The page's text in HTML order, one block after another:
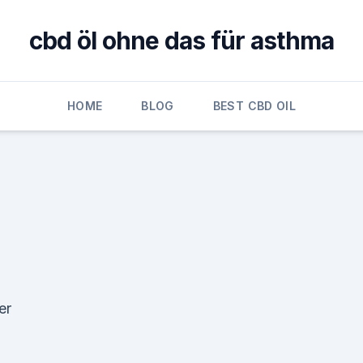
cbd öl ohne das für asthma
HOME BLOG BEST CBD OIL